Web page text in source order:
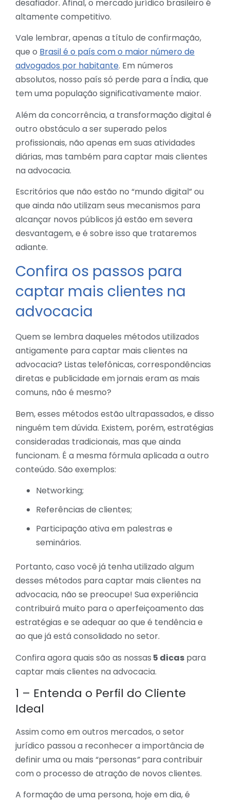
desafiador. Afinal, o mercado jurídico brasileiro é
altamente competitivo.
Vale lembrar, apenas a título de confirmação,
que o Brasil é o país com o maior número de
advogados por habitante. Em números
absolutos, nosso país só perde para a Índia, que
tem uma população significativamente maior.
Além da concorrência, a transformação digital é
outro obstáculo a ser superado pelos
profissionais, não apenas em suas atividades
diárias, mas também para captar mais clientes
na advocacia.
Escritórios que não estão no “mundo digital” ou
que ainda não utilizam seus mecanismos para
alcançar novos públicos já estão em severa
desvantagem, e é sobre isso que trataremos
adiante.
Confira os passos para
captar mais clientes na
advocacia
Quem se lembra daqueles métodos utilizados
antigamente para captar mais clientes na
advocacia? Listas telefônicas, correspondências
diretas e publicidade em jornais eram as mais
comuns, não é mesmo?
Bem, esses métodos estão ultrapassados, e disso
ninguém tem dúvida. Existem, porém, estratégias
consideradas tradicionais, mas que ainda
funcionam. É a mesma fórmula aplicada a outro
conteúdo. São exemplos:
Networking;
Referências de clientes;
Participação ativa em palestras e
seminários.
Portanto, caso você já tenha utilizado algum
desses métodos para captar mais clientes na
advocacia, não se preocupe! Sua experiência
contribuirá muito para o aperfeiçoamento das
estratégias e se adequar ao que é tendência e
ao que já está consolidado no setor.
Confira agora quais são as nossas 5 dicas para
captar mais clientes na advocacia.
1 – Entenda o Perfil do Cliente
Ideal
Assim como em outros mercados, o setor
jurídico passou a reconhecer a importância de
definir uma ou mais “personas”para contribuir
com o processo de atração de novos clientes.
A formação de uma persona, hoje em dia, é